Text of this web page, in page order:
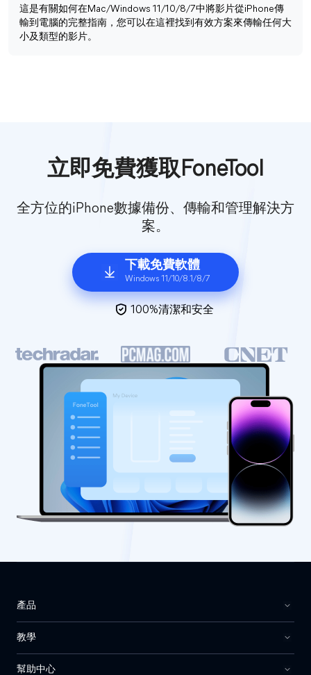
這是有關如何在Mac/Windows 11/10/8/7中將影片從iPhone傳
輸到電腦的完整指南，您可以在這裡找到有效方案來傳輸任何大
小及類型的影片。
立即免費獲取FoneTool
全方位的iPhone數據備份、傳輸和管理解決方
案。
下載免費軟體
Windows 11/10/8.1/8/7
100%清潔和安全
產品
教學
幫助中心